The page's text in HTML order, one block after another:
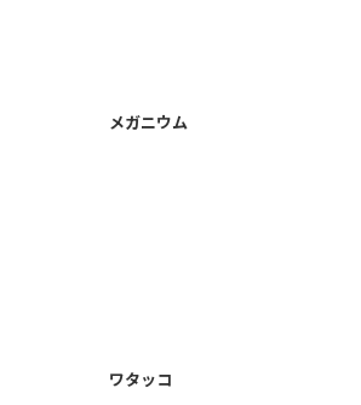
メガニウム
ワタッコ